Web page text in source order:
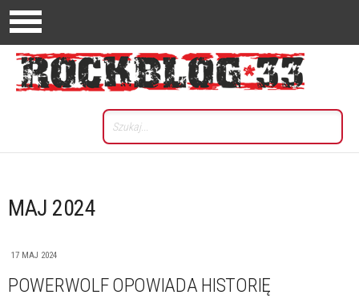
MAJ 2024
17 MAJ 2024
POWERWOLF OPOWIADA HISTORIĘ